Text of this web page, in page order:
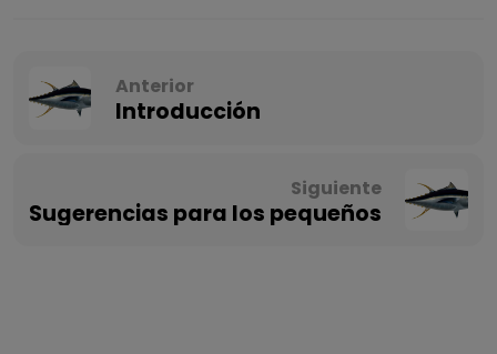
Anterior
Introducción
Siguiente
Sugerencias para los pequeños